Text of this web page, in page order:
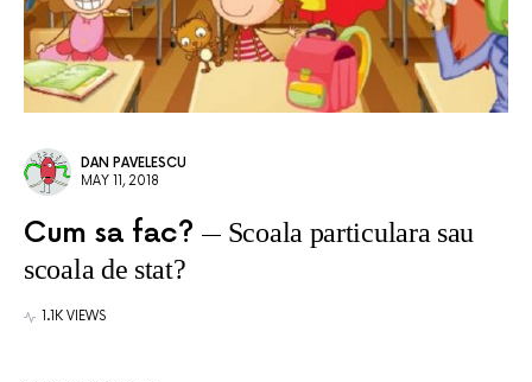
DAN PAVELESCU
MAY 11, 2018
Cum sa fac?
Scoala particulara sau
scoala de stat?
1.1K VIEWS